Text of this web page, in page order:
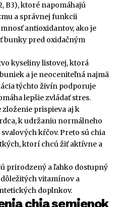
B3), ktoré napomáhajú
a správnej funkcii
antioxidantov, ako je
bunky pred oxidačným
kyseliny listovej, ktorá
a je neoceniteľná najmä
týchto živín podporuje
lepšie zvládať stres.
prispieva aj k
k udržaniu normálneho
kŕčov. Preto sú chia
ktorí chcú žiť aktívne a
prirodzený a ľahko dostupný
vitamínov a
doplnkov.
chia semienok